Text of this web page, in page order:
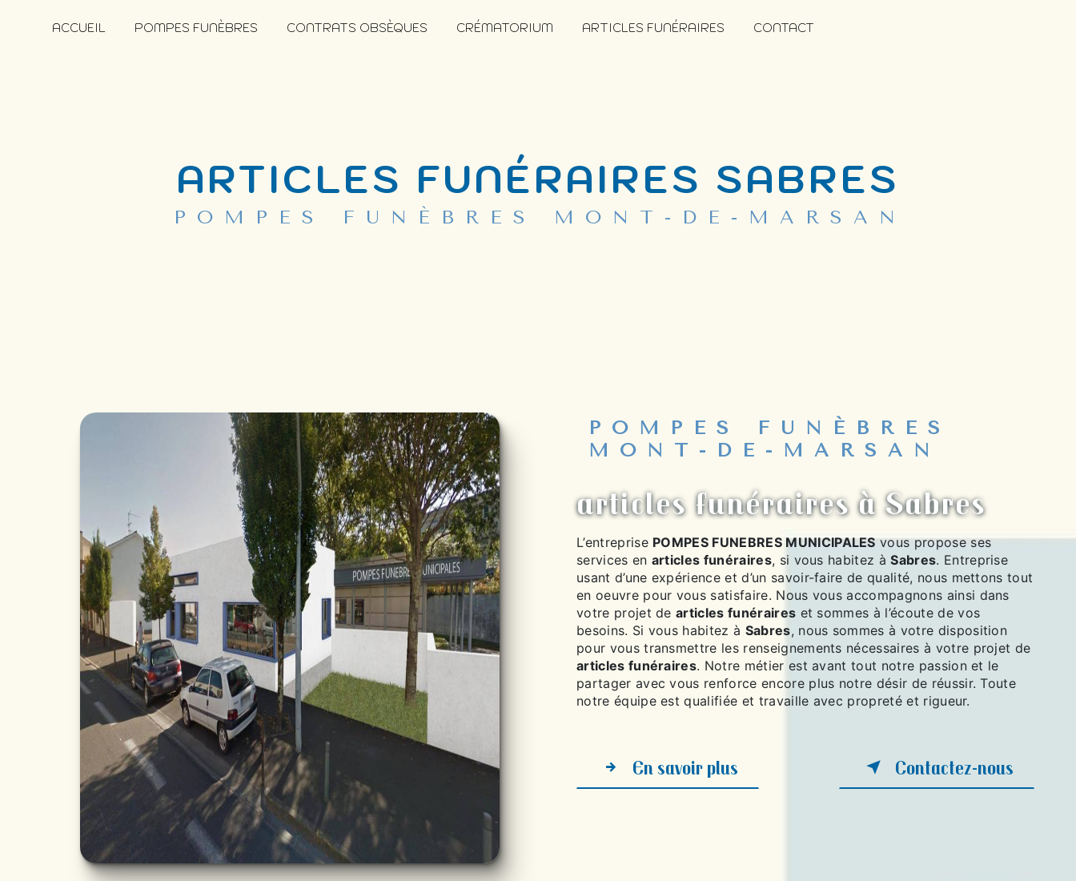
ACCUEIL POMPES FUNÈBRES CONTRATS OBSÈQUES CRÉMATORIUM ARTICLES FUNÉRAIRES CONTACT
ARTICLES FUNÉRAIRES SABRES
POMPES FUNÈBRES MONT-DE-MARSAN
POMPES FUNÈBRES
MONT-DE-MARSAN
articles funéraires à Sabres
L’entreprise POMPES FUNEBRES MUNICIPALESvous propose ses
services en articles funéraires, si vous habitez àSabres. Entreprise
usant d’une expérience et d’un savoir-faire de qualité, nous mettons tout
en oeuvre pour vous satisfaire. Nous vous accompagnons ainsi dans
votre projet dearticles funéraires et sommes à l’écoute de vos
besoins. Si vous habitez à Sabres, nous sommes à votre disposition
pour vous transmettre les renseignements nécessaires à votre projet de
articles funéraires. Notre métier est avant tout notre passion et le
partager avec vous renforce encore plus notre désir de réussir. Toute
notre équipe est qualifiée et travaille avec propreté et rigueur.
En savoir plus Contactez-nous